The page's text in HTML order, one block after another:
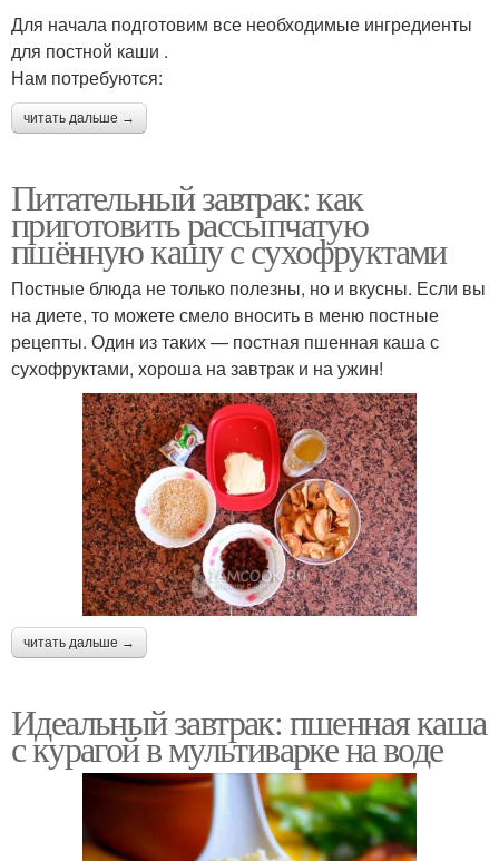
Для начала подготовим все необходимые ингредиенты
для постной каши .
Нам потребуются:
читать дальше →
Питательный завтрак: как
приготовить рассыпчатую
пшённую кашу с сухофруктами
Постные блюда не только полезны, но и вкусны. Если вы
на диете, то можете смело вносить в меню постные
рецепты. Один из таких — постная пшенная каша с
сухофруктами, хороша на завтрак и на ужин!
читать дальше →
Идеальный завтрак: пшенная каша
с курагой в мультиварке на воде